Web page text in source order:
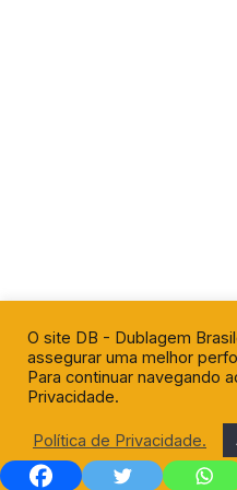
O site DB - Dublagem
assegurar uma melhor
Para continuar navegando
Privacidade.
Política de Privacidade.